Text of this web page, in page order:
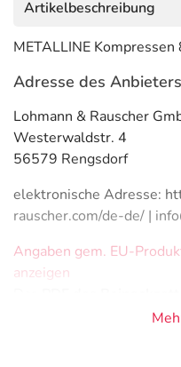
Artikelbeschreibung
METALLINE
Adresse des
Lohmann & Rauscher
Westerwaldstr. 4
56579 Rengsdorf
elektronische Adresse:
rauscher.com/de-de/ |
Angaben gem. EU-
anzeigen